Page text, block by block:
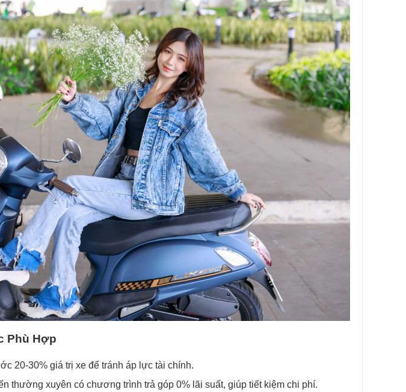
Phù Hợp
20-30% giá trị xe để tránh áp lực tài chính.
thường xuyên có chương trình trả góp 0% lãi suất, giúp tiết kiệm chi phí.